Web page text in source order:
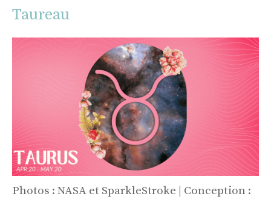
Taureau
Photos : NASA et SparkleStroke | Conception :